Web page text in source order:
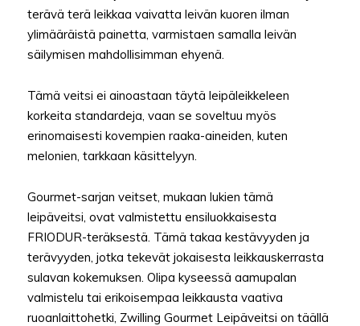
terävä terä leikkaa vaivatta leivän kuoren ilman
ylimääräistä painetta, varmistaen samalla leivän
säilymisen mahdollisimman ehyenä.
Tämä veitsi ei ainoastaan täytä leipäleikkeleen
korkeita standardeja, vaan se soveltuu myös
erinomaisesti kovempien raaka-aineiden, kuten
melonien, tarkkaan käsittelyyn.
Gourmet-sarjan veitset, mukaan lukien tämä
leipäveitsi, ovat valmistettu ensiluokkaisesta
FRIODUR-teräksestä. Tämä takaa kestävyyden ja
terävyyden, jotka tekevät jokaisesta leikkauskerrasta
sulavan kokemuksen. Olipa kyseessä aamupalan
valmistelu tai erikoisempaa leikkausta vaativa
ruoanlaittohetki, Zwilling Gourmet Leipäveitsi on täällä